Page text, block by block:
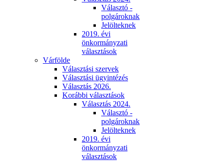
Választó -
polgároknak
Jelölteknek
2019. évi
önkormányzati
választások
Várfölde
Választási szervek
Választási ügyintézés
Választás 2026.
Korábbi választások
Választás 2024.
Választó -
polgároknak
Jelölteknek
2019. évi
önkormányzati
választások